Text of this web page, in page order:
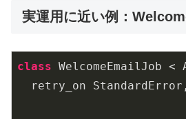
実運用に近い例：
class WelcomeEmailJob
retry_on